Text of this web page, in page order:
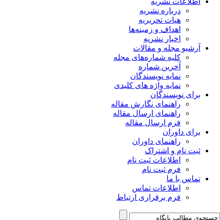
درباره نشریه
هیات تحریریه
اهداف و زمینه‌ها
اخبار نشریه
آرشیو مجله و مقالات
کلیه شماره‌های مجله
آخرین شماره
نمایه نویسندگان
نمایه واژه های کلیدی
برای نویسندگان
راهنمای نگارش مقاله
راهنمای ارسال مقاله
فرم ارسال مقاله
برای داوران
راهنمای داوران
ثبت نام و اشتراک
اطلاعات ثبت نام
فرم ثبت نام
تماس با ما
اطلاعات تماس
فرم برقراری ارتباط